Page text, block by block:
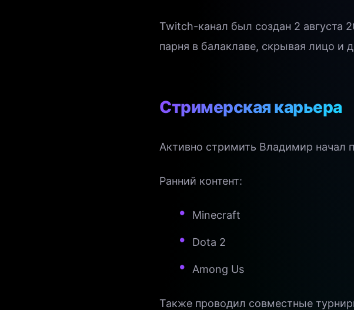
Twitch-канал был создан 2 августа
парня в балаклаве, скрывая лицо и
Стримерская карьера
Активно стримить Владимир начал
Ранний контент:
Minecraft
Dota 2
Among Us
Также проводил совместные